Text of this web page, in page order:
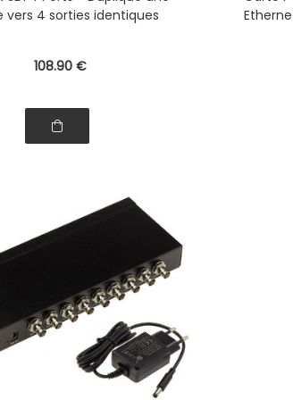
vers 4 sorties identiques
108.90 €
Ethernet